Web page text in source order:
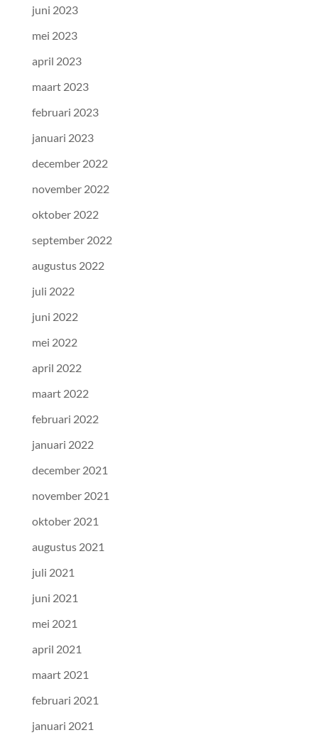
juni 2023
mei 2023
april 2023
maart 2023
februari 2023
januari 2023
december 2022
november 2022
oktober 2022
september 2022
augustus 2022
juli 2022
juni 2022
mei 2022
april 2022
maart 2022
februari 2022
januari 2022
december 2021
november 2021
oktober 2021
augustus 2021
juli 2021
juni 2021
mei 2021
april 2021
maart 2021
februari 2021
januari 2021